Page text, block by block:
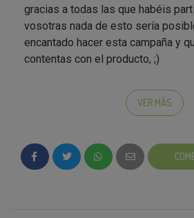
gracias a todas las que habéis
vosotras nada de esto sería
encantado hacer esta campaña y
contentas con el producto, ;)
disfrutado tanto como nosotros!
Nos vemos en la próxima campaña
VER MÁS